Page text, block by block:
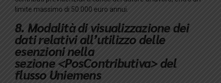
limite massimo di 50.000 euro annui.
8. Modalità di visualizzazione dei
dati relativi all’utilizzo delle
esenzioni nella
sezione<PosContributiva> del
flusso Uniemens